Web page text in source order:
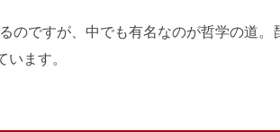
のですが、中でも有名なのが哲学の道
ます。